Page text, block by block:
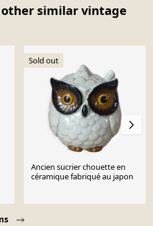
similar vintage
Sold out
Ancien sucrier chouette en
céramique fabriqué au japon